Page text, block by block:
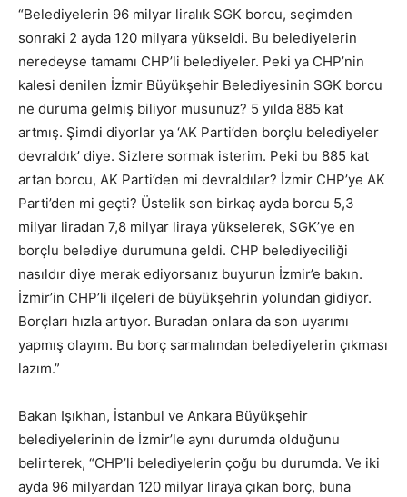
“Belediyelerin 96 milyar liralık SGK borcu, seçimden
sonraki 2 ayda 120 milyara yükseldi. Bu belediyelerin
neredeyse tamamı CHP’li belediyeler. Peki ya CHP’nin
kalesi denilen İzmir Büyükşehir Belediyesinin SGK borcu
ne duruma gelmiş biliyor musunuz? 5 yılda 885 kat
artmış. Şimdi diyorlar ya ‘AK Parti’den borçlu belediyeler
devraldık’ diye. Sizlere sormak isterim. Peki bu 885 kat
artan borcu, AK Parti’den mi devraldılar? İzmir CHP’ye AK
Parti’den mi geçti? Üstelik son birkaç ayda borcu 5,3
milyar liradan 7,8 milyar liraya yükselerek, SGK’ye en
borçlu belediye durumuna geldi. CHP belediyeciliği
nasıldır diye merak ediyorsanız buyurun İzmir’e bakın.
İzmir’in CHP’li ilçeleri de büyükşehrin yolundan gidiyor.
Borçları hızla artıyor. Buradan onlara da son uyarımı
yapmış olayım. Bu borç sarmalından belediyelerin çıkması
lazım.”
Bakan Işıkhan, İstanbul ve Ankara Büyükşehir
belediyelerinin de İzmir’le aynı durumda olduğunu
belirterek, “CHP’li belediyelerin çoğu bu durumda. Ve iki
ayda 96 milyardan 120 milyar liraya çıkan borç, buna